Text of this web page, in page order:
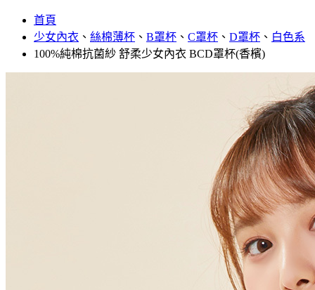
首頁
少女內衣 、 絲棉薄杯 、 B罩杯 、 C罩杯 、 D罩杯 、 白色系
100%純棉抗菌紗 舒柔少女內衣 BCD罩杯(香檳)